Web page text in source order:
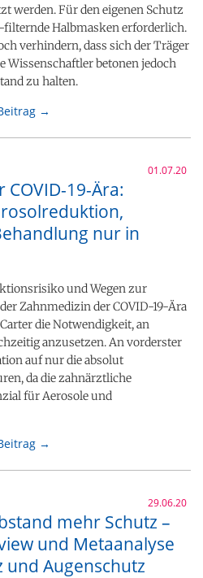
werden. Für den eigenen Schutz
filternde Halbmasken erforderlich.
verhindern, dass sich der Träger
Wissenschaftler betonen jedoch
zu halten.
→
01.07.20
19-Ära:
nur in
und Wegen zur
Zahnmedizin der COVID-19-Ära
die Notwendigkeit, an
anzusetzen. An vorderster
auf nur die absolut
da die zahnärztliche
für Aerosole und
→
29.06.20
mehr Schutz –
und Metaanalyse
und Augenschutz